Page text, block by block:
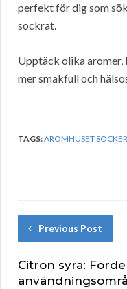
perfekt för dig som
sockrat.
Upptäck olika aromer,
mer smakfull och
TAGS:AROMHUSET
Previous Post
Citron syra: